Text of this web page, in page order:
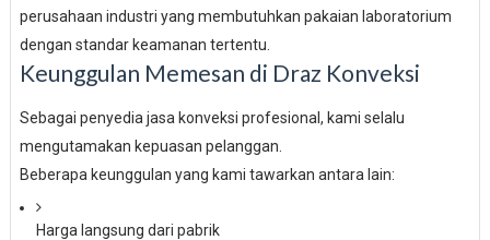
perusahaan industri yang membutuhkan pakaian laboratorium
dengan standar keamanan tertentu.
Keunggulan Memesan di Draz Konveksi
Sebagai penyedia jasa konveksi profesional, kami selalu
mengutamakan kepuasan pelanggan.
Beberapa keunggulan yang kami tawarkan antara lain:
Harga langsung dari pabrik